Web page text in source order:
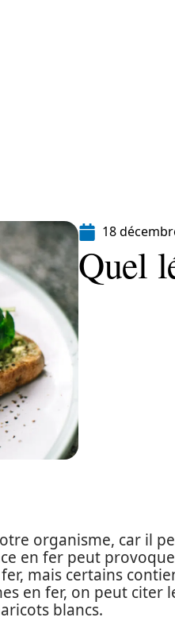
18
Quel
organisme, car il
en fer peut
mais certains
en fer, on peut citer
blancs.